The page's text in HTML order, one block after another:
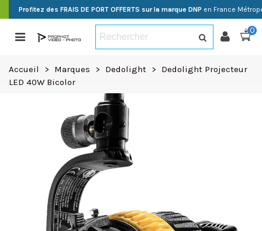
Profitez des FRAIS DE PORT OFFERTS sur la marque DNP en France
0
Accueil > Marques > Dedolight >
Dedolight Projecteur
LED 40W Bicolor